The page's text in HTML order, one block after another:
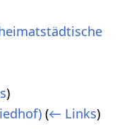
)
(← Links)